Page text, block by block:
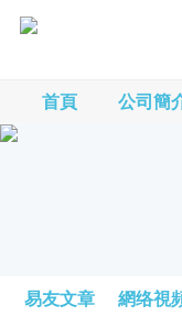
首頁 公司簡
易友文章 網络視